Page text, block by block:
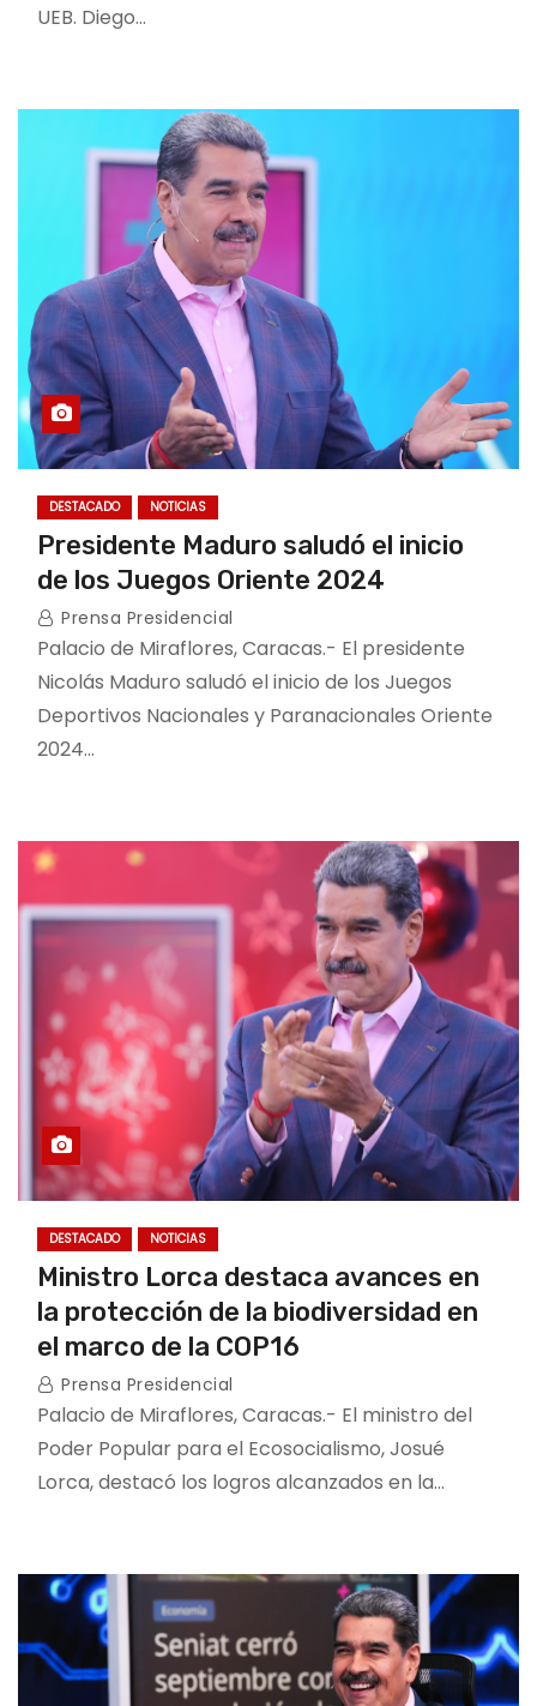
UEB. Diego…
DESTACADO NOTICIAS
Presidente Maduro saludó el inicio
de los Juegos Oriente 2024
Prensa Presidencial
Palacio de Miraflores, Caracas.- El presidente
Nicolás Maduro saludó el inicio de los Juegos
Deportivos Nacionales y Paranacionales Oriente
2024…
DESTACADO NOTICIAS
Ministro Lorca destaca avances en
la protección de la biodiversidad en
el marco de la COP16
Prensa Presidencial
Palacio de Miraflores, Caracas.- El ministro del
Poder Popular para el Ecosocialismo, Josué
Lorca, destacó los logros alcanzados en la…